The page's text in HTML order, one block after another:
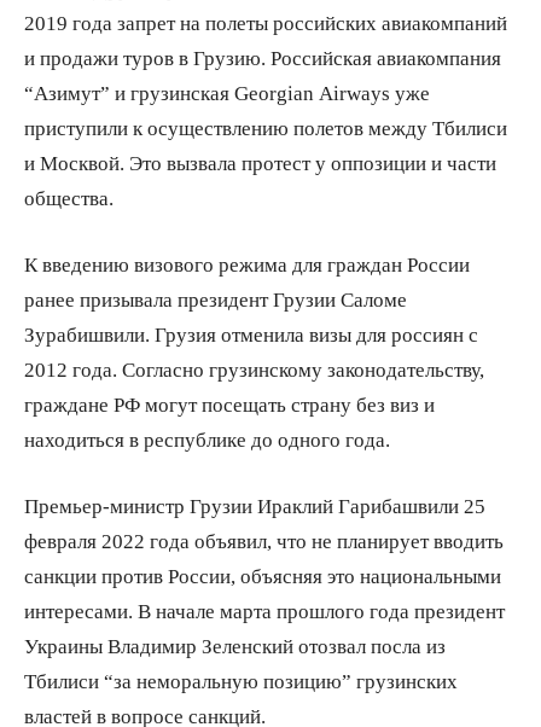
2019 года запрет на полеты российских авиакомпаний
и продажи туров в Грузию. Российская авиакомпания
“Азимут” и грузинская Georgian Airways уже
приступили к осуществлению полетов между Тбилиси
и Москвой. Это вызвала протест у оппозиции и части
общества.
К введению визового режима для граждан России
ранее призывала президент Грузии Саломе
Зурабишвили. Грузия отменила визы для россиян с
2012 года. Согласно грузинскому законодательству,
граждане РФ могут посещать страну без виз и
находиться в республике до одного года.
Премьер-министр Грузии Ираклий Гарибашвили 25
февраля 2022 года объявил, что не планирует вводить
санкции против России, объясняя это национальными
интересами. В начале марта прошлого года президент
Украины Владимир Зеленский отозвал посла из
Тбилиси “за неморальную позицию” грузинских
властей в вопросе санкций.